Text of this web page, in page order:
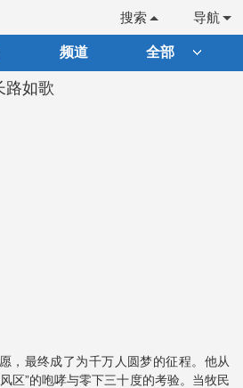
导航
搜索
频道 全部
路如歌
，最终成了为千万人圆梦的征程。他从
区”的咆哮与零下三十度的考验。当牧民